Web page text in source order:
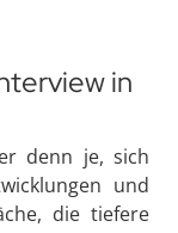
in
denn je, sich
und
die tiefere